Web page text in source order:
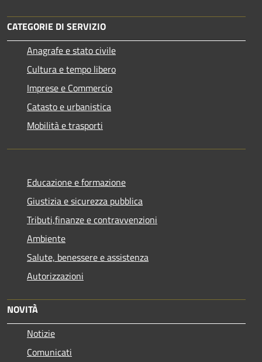
CATEGORIE DI SERVIZIO
Anagrafe e stato civile
Cultura e tempo libero
Imprese e Commercio
Catasto e urbanistica
Mobilità e trasporti
Educazione e formazione
Giustizia e sicurezza pubblica
Tributi,finanze e contravvenzioni
Ambiente
Salute, benessere e assistenza
Autorizzazioni
NOVITÀ
Notizie
Comunicati